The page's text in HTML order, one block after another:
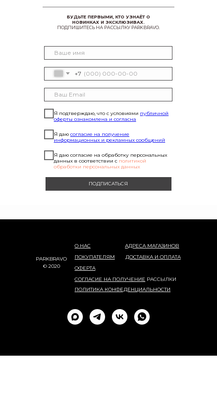
+7
Я подтверждаю, что с условиями публичной
оферты ознакомлена и согласна
Я даю согласие на получение
информационных и рекламных сообщений
Я даю согласие на обработку персональных
данных в соответствии с политикой
обработки персональных данных
ПОДПИСАТЬСЯ
БУДЬТЕ ПЕРВЫМИ, КТО УЗНАЁТ О
НОВИНКАХ И ЭКСКЛЮЗИВАХ.
ПОДПИШИТЕСЬ НА РАССЫЛКУ PARKBRAVO.
О НАС
АДРЕСА МАГАЗИНОВ
ПОКУПАТЕЛЯМ
PARKBRAVO
© 2020
СОГЛАСИЕ НА ПОЛУЧЕНИЕ РАССЫЛКИ
ПОЛИТИКА КОНФЕДЕНЦИАЛЬНОСТИ
ОФЕРТА
ДОСТАВКА И ОПЛАТА